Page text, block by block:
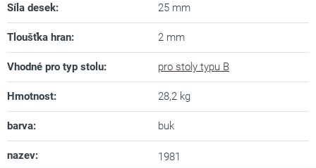
Síla desek: 25 mm
Tloušťka hran: 2 mm
Vhodné pro typ stolu: pro stoly typu B
Hmotnost: 28,2 kg
barva: buk
nazev: 1981